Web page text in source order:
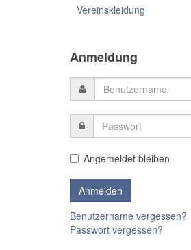
Vereinskleidung
Anmeldung
Angemeldet bleiben
Benutzername vergessen?
Passwort vergessen?